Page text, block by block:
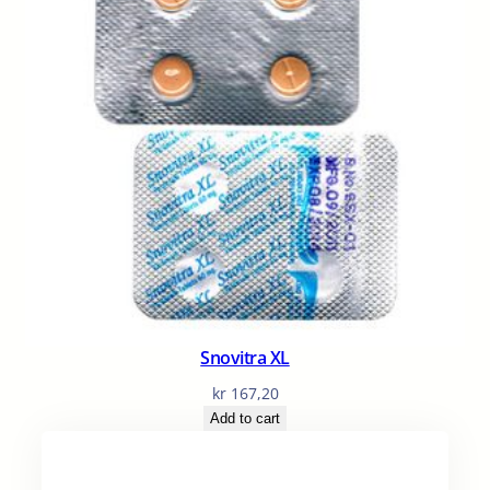
Snovitra XL
kr167,20
Add to cart